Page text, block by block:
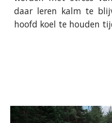
daar leren kalm te
hoofd koel te houden